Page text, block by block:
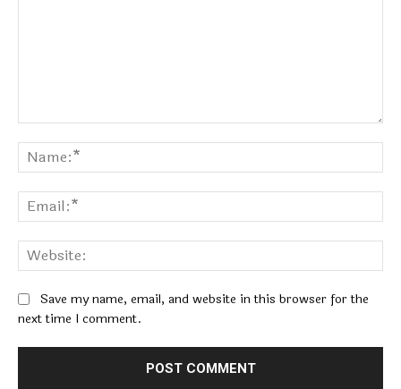
Save my name, email, and website in this browser for the
next time I comment.